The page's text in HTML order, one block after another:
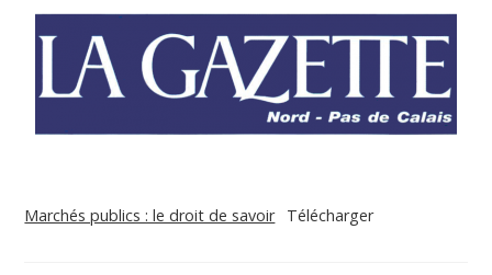
Marchés publics : le droit de savoir Télécharger